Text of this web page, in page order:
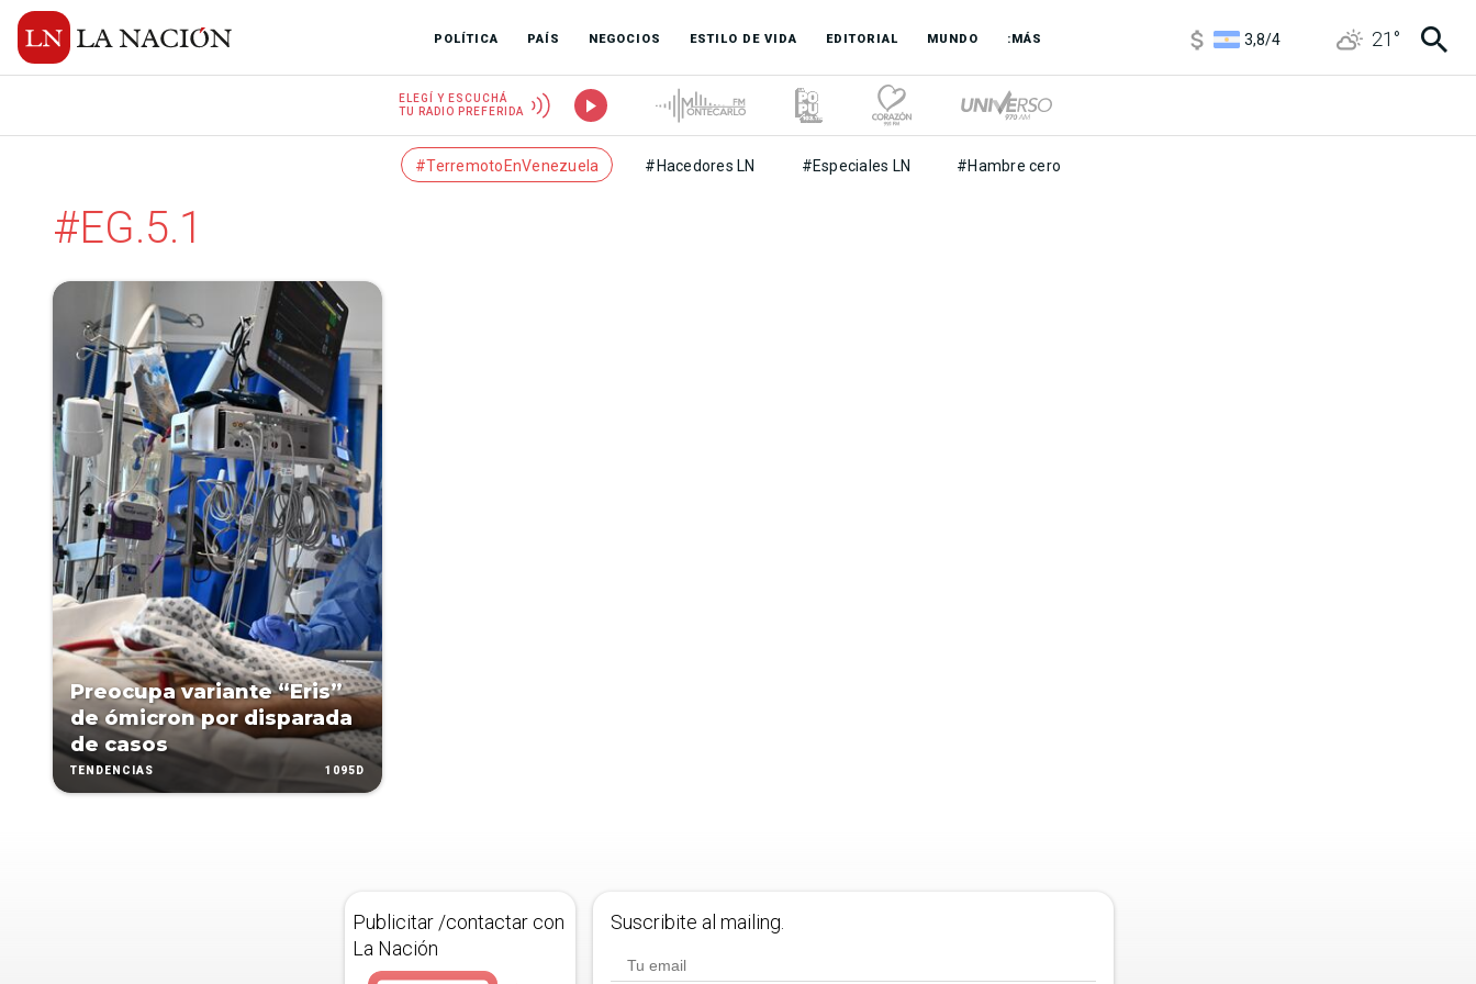
POLÍTICA PAÍS NEGOCIOS ESTILO DE VIDA EDITORIAL MUNDO :MÁS
3,8/4
21 °
ELEGÍ Y ESCUCHÁ
TU RADIO PREFERIDA
#TerremotoEnVenezuela #Hacedores LN #Especiales LN #Hambre cero
#EG.5.1
Preocupa variante “Eris”
de ómicron por disparada
de casos
TENDENCIAS 1095D
Publicitar /contactar con
La Nación
Suscribite al mailing.